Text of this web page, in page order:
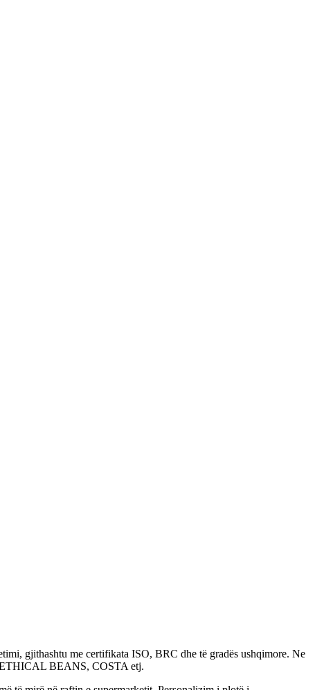
gjithashtu me certifikata ISO, BRC dhe të gradës ushqimore. Ne
BEANS, COSTA etj.